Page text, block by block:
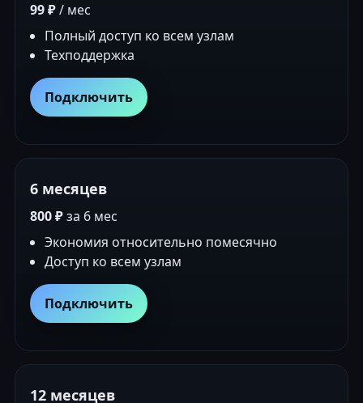
99 ₽/ мес
Полный доступ ко всем узлам
Техподдержка
Подключить
6 месяцев
800 ₽за 6 мес
Экономия относительно помесячно
Доступ ко всем узлам
Подключить
12 месяцев